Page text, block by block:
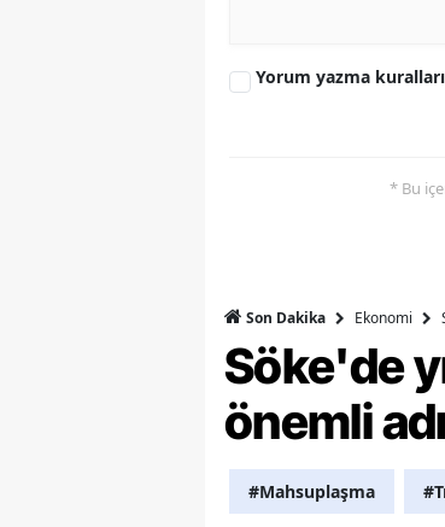
Yorum yazma
* Bu
Son Dakika Ekonomi
Söke'de
önemli
#Mahsuplaşma